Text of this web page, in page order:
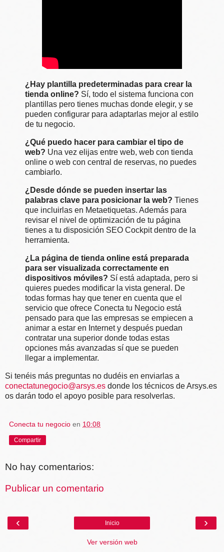
¿Hay plantilla predeterminadas para crear la
tienda online? Sí, todo el sistema funciona con
plantillas pero tienes muchas donde elegir, y se
pueden configurar para adaptarlas mejor al estilo
de tu negocio.
¿Qué puedo hacer para cambiar el tipo de
web? Una vez elijas entre web, web con tienda
online o web con central de reservas, no puedes
cambiarlo.
¿Desde dónde se pueden insertar las
palabras clave para posicionar la web? Tienes
que incluirlas en Metaetiquetas. Además para
revisar el nivel de optimización de tu página
tienes a tu disposición SEO Cockpit dentro de la
herramienta.
¿La página de tienda online está preparada
para ser visualizada correctamente en
dispositivos móviles? Sí está adaptada, pero si
quieres puedes modificar la vista general. De
todas formas hay que tener en cuenta que el
servicio que ofrece Conecta tu Negocio está
pensado para que las empresas se empiecen a
animar a estar en Internet y después puedan
contratar una superior donde todas estas
opciones más avanzadas sí que se pueden
llegar a implementar.
Si tenéis más preguntas no dudéis en enviarlas a
conectatunegocio@arsys.es donde los técnicos de Arsys.es
os darán todo el apoyo posible para resolverlas.
Conecta tu negocio en 10:08
Compartir
No hay comentarios:
Publicar un comentario
‹ ›
Inicio
Ver versión web